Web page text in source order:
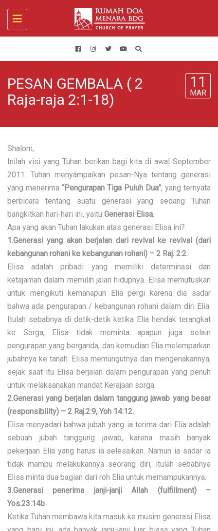
Toggle
navigation
PESAN GEMBALA ( 2
Raja-raja 2:1-18)
11
MAR
Shalom,
Inilah visi yang Tuhan berikan bagi kita di awal September
2011. Tuhan menyampaikan pesan-Nya tentang generasi
yang menerima “Pengurapan Tiga Puluh Dua”, yang ternyata
berbicara tentang suatu generasi yang sedang Tuhan
bangkitkan hari-hari ini, yaitu Generasi Elisa.
Apa yang akan Tuhan lakukan atas generasi Elisa ini?
1.Generasi yang akan berjalan dari revival ke revival (dari
kebangunan rohani ke kebangunan rohani) – 2 Raj. 2:2.
Elisa adalah pribadi yang memiliki determinasi dan
ketajaman dalam memilih jalan hidupnya. Elisa memutuskan
untuk mengikuti kemanapun Elia pergi karena dia sadar
bahwa ada pengurapan / kebangunan rohani dalam diri Elia.
Itulah sebabnya di detik-detik ketika Elia hendak terangkat
ke Sorga, Elisa tidak meminta apapun juga selain
pengurapan yang berganda, dan kemudian Elia melemparkan
jubahnya ke tanah. Elisa memungutnya dan mengenakannya,
sejak saat itu Elisa berjalan dalam pengurapan yang penuh
untuk melaksanakan mandat Kerajaan sorga.
2.Generasi yang berjalan dalam tanggung jawab yang besar
(responsibility) – 2 Raj.2:9, Yoh 14:12.
Elisa menyadari bahwa jubah yang ia terima dari Elia adalah
sebuah jubah tanggung jawab, karena masih banyak
pekerjaan Elia yang harus ia selesaikan. Namun ia sadar ia
tidak mampu melakukannya seorang diri, itulah sebabnya
Elisa minta dua bagian dari roh Elia untuk memampukannya.
3.Generasi penerima janji-janji Allah (fulfillment) –
Yos.23:14b
Ketika Tuhan membawa kita masuk ke musim generasi Elisa